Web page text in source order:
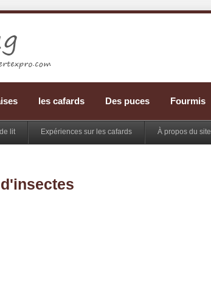
les cafards Des puces Fourmis
lit Expériences sur les cafards À propos du site